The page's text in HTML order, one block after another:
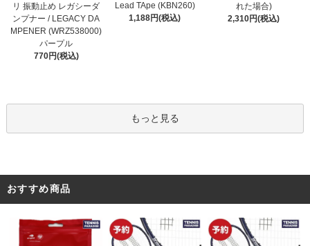
リ 振動止め レガシーダ
ンプナー / LEGACY DA
MPENER (WRZ538000)
パープル
770円(税込)
Lead TApe (KBN260)
1,188円(税込)
れた場合)
2,310円(税込)
もっと見る
おすすめ商品